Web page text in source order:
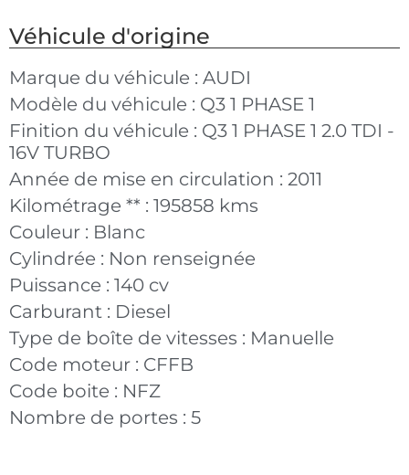
Véhicule d'origine
Marque du véhicule : AUDI
Modèle du véhicule : Q3 1 PHASE 1
Finition du véhicule : Q3 1 PHASE 1 2.0 TDI -
16V TURBO
Année de mise en circulation : 2011
Kilométrage ** : 195858 kms
Couleur : Blanc
Cylindrée : Non renseignée
Puissance : 140 cv
Carburant : Diesel
Type de boîte de vitesses : Manuelle
Code moteur : CFFB
Code boite : NFZ
Nombre de portes : 5